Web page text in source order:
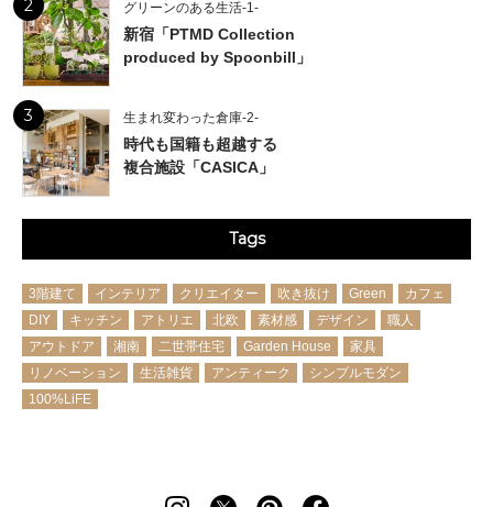
2 グリーンのある生活-1-
新宿「PTMD Collection
produced by Spoonbill」
3 生まれ変わった倉庫-2-
時代も国籍も超越する
複合施設「CASICA」
Tags
3階建て インテリア クリエイター 吹き抜け Green
カフェ
DIY
キッチン アトリエ 北欧 素材感 デザイン
職人
アウトドア
湘南 二世帯住宅 Garden House
家具
リノベーション
生活雑貨 アンティーク
シンプルモダン
100%LiFE